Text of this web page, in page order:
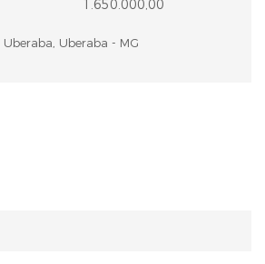
1.650.000,00
Uberaba, Uberaba - MG